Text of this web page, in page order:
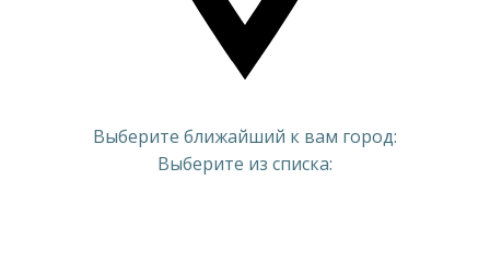
Выберите ближайший к вам город:
Выберите из списка: